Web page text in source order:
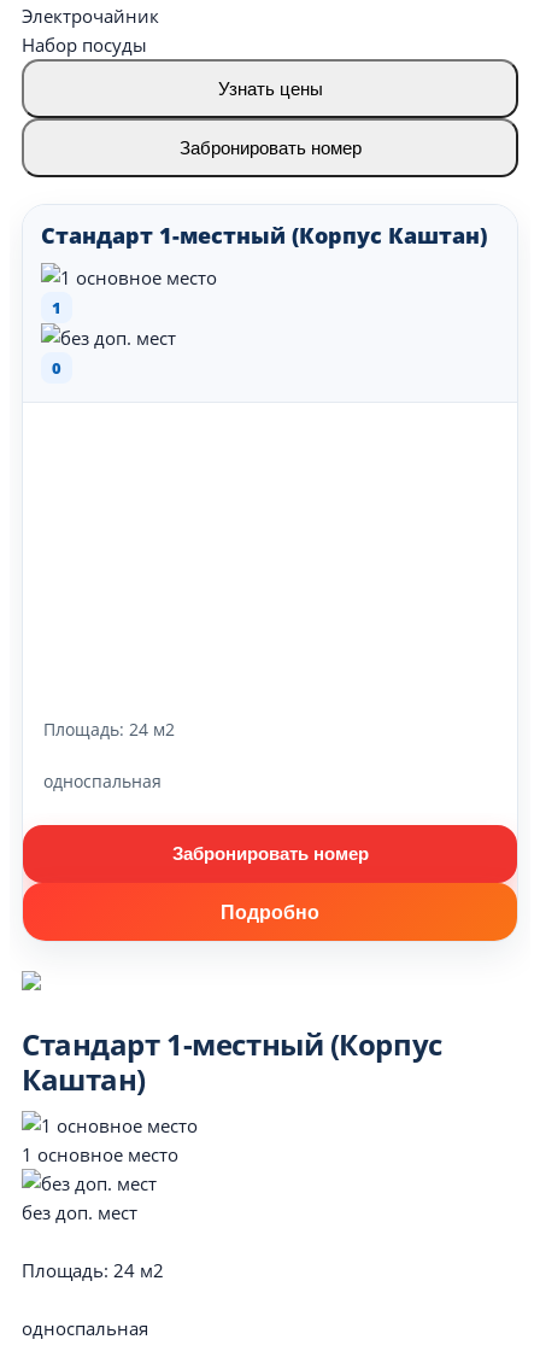
Электрочайник
Набор посуды
Узнать цены
Забронировать номер
Стандарт 1-местный (Корпус Каштан)
1
0
Площадь: 24 м2
односпальная
Забронировать номер
Подробно
Стандарт 1-местный (Корпус
Каштан)
1 основное место
без доп. мест
Площадь: 24 м2
односпальная